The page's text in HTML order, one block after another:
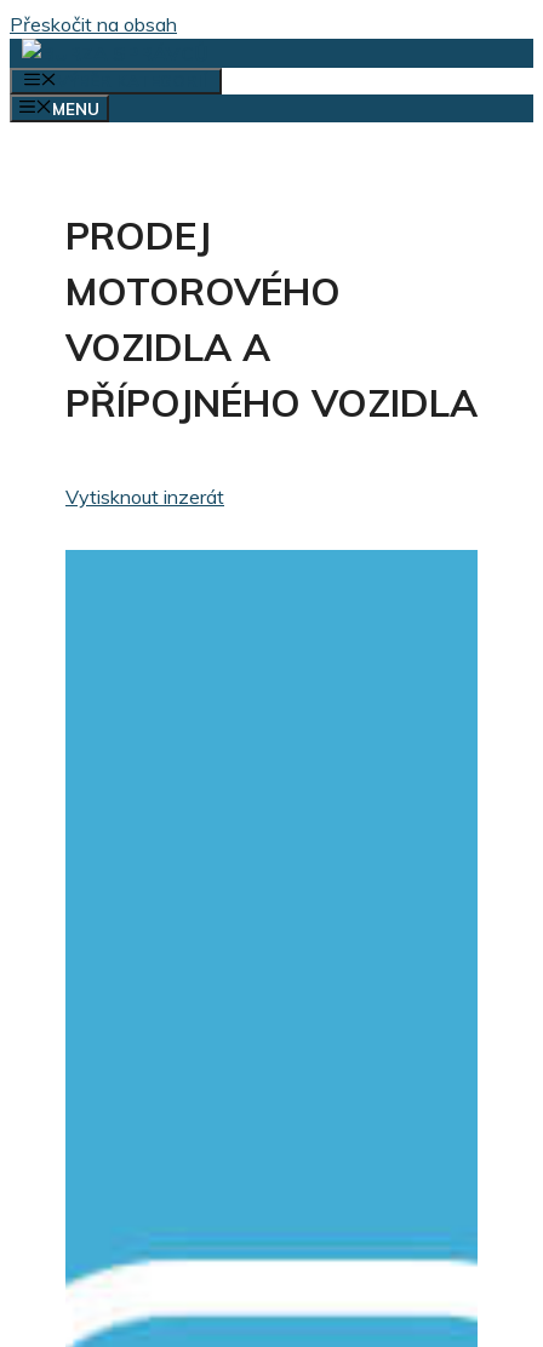
Přeskočit na obsah
MENU
PRODEJ
MOTOROVÉHO
VOZIDLA A
PŘÍPOJNÉHO VOZIDLA
Vytisknout inzerát